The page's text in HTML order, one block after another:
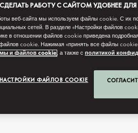
РАБОТУ С САЙТОМ УДОБНЕЕ ДЛЯ
веб-сайта мы используем файлы cookie. С их
сетей. В разделе «Настройки файлов
в отношении файлов cookie приведена
файлов cookie. Нажимая «принять все файлы
и файлов cookie, а также с политикой
НАСТРОЙКИ ФАЙЛОВ COOKIE